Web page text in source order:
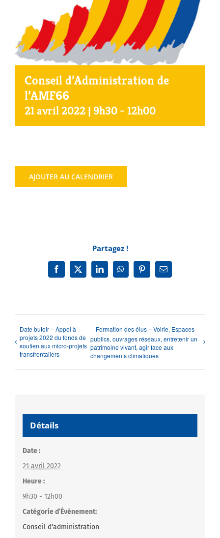
Agenda
Municipales 2026
Conseil d’Administration de
l’AMF66
21 avril 2022 | 9h30 - 12h00
AJOUTER AU CALENDRIER
Partagez !
Facebook
X LinkedInWhatsAppPinterestEmail
Date butoir – Appel à
projets 2022 du fonds de
soutien aux micro-projets
transfrontaliers
Formation des élus – Voirie, Espaces
publics, ouvrages réseaux, entretenir un
patrimoine vivant, agir face aux
changements climatiques
Détails
Date :
21 avril 2022
Heure :
9h30 - 12h00
Catégorie d’Évènement:
Conseil d'administration